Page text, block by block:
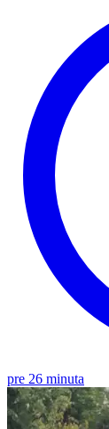
pre 26 minuta